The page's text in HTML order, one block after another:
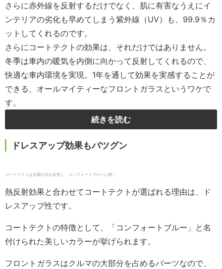
さらに赤外線を反射するだけでなく、肌に有害なうえにイ
ンテリアの劣化も早めてしまう紫外線（UV）も、 99.9 ％カ
ットしてくれるのです。
さらにコートテクトの効果は、それだけではありません。
冬季は車内の暖気を内側に向かって反射してくれるので、
快適な車内環境を実現。 1年を通して効果を実感することが
できる、オールマイティーなフロントガラスというワケで
す。
続きを読む
ドレスアップ効果もバツグン
コートテクトは太陽の光を反射し、コンフォートブルーに輝く
熱反射効果と合わせてコートテクトが選ばれる理由は、ド
レスアップ性です。
コートテクトの特徴として、「コンフォートブルー」と名
付けられた美しいカラーが挙げられます。
フロントガラスはクルマの大部分を占めるパーツなので、